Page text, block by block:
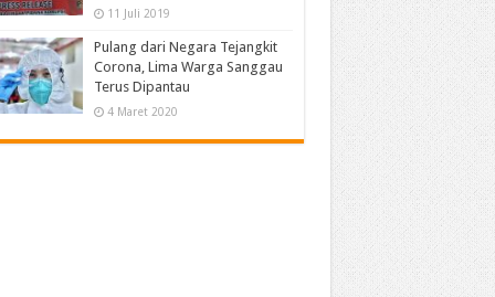
11 Juli 2019
Pulang dari Negara Tejangkit
Corona, Lima Warga Sanggau
Terus Dipantau
4 Maret 2020